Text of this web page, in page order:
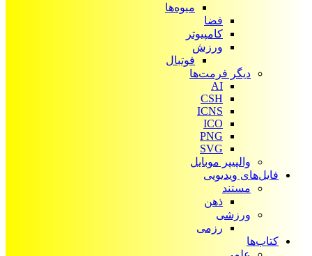
میوه‌ها
فضا
کامپیوتر
ورزش
فوتبال
دیگر فرمت‌ها
AI
CSH
ICNS
ICO
PNG
SVG
والپیپر موبایل
فایل‌های ویدیویی
مستند
ذهن
ورزشی
رزمی
کتاب‌ها